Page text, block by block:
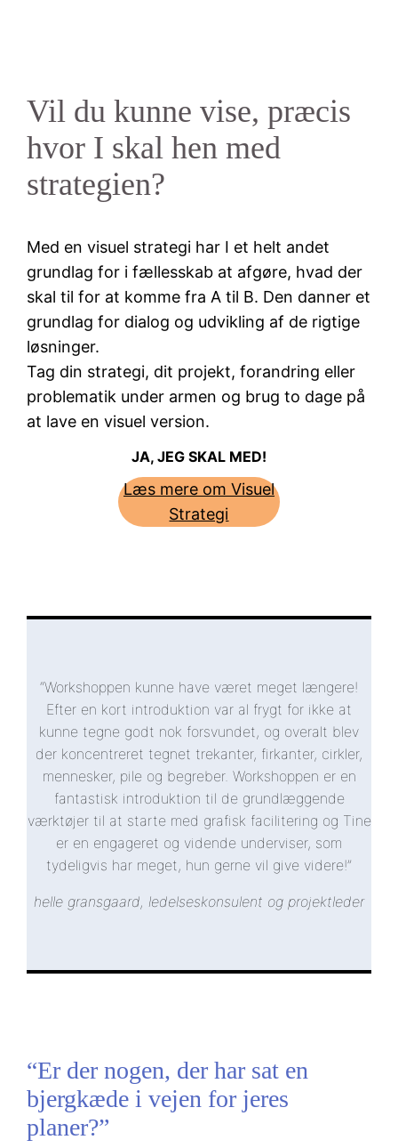
Vil du kunne vise, præcis
hvor I skal hen med
strategien?
Med en visuel strategi har I et helt andet
grundlag for i fællesskab at afgøre, hvad der
skal til for at komme fra A til B. Den danner et
grundlag for dialog og udvikling af de rigtige
løsninger.
Tag din strategi, dit projekt, forandring eller
problematik under armen og brug to dage på
at lave en visuel version.
JA, JEG SKAL MED!
Læs mere om Visuel
Strategi
“Workshoppen kunne have været meget længere!
Efter en kort introduktion var al frygt for ikke at
kunne tegne godt nok forsvundet, og overalt blev
der koncentreret tegnet trekanter, firkanter, cirkler,
mennesker, pile og begreber. Workshoppen er en
fantastisk introduktion til de grundlæggende
værktøjer til at starte med grafisk facilitering og Tine
er en engageret og vidende underviser, som
tydeligvis har meget, hun gerne vil give videre!”
helle gransgaard, ledelseskonsulent og projektleder
“Er der nogen, der har sat en
bjergkæde i vejen for jeres
planer?”